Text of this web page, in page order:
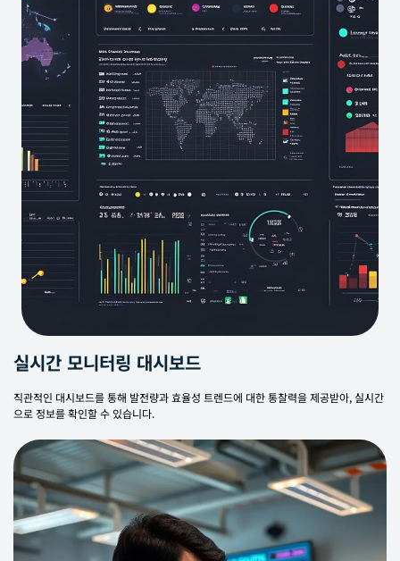
실시간 모니터링 대시보드
직관적인 대시보드를 통해 발전량과 효율성 트렌드에 대한 통찰력을 제공받아, 실시간
으로 정보를 확인할 수 있습니다.